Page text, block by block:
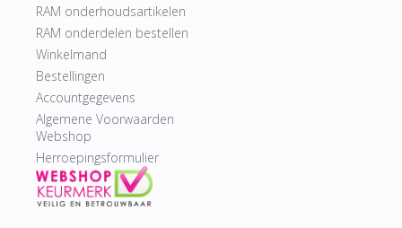
RAM onderhoudsartikelen
RAM onderdelen bestellen
Winkelmand
Bestellingen
Accountgegevens
Algemene Voorwaarden
Webshop
Herroepingsformulier